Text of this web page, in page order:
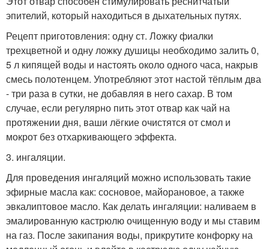
эпителий, который находиться в дыхательных путях.
Рецепт приготовления: одну ст. Ложку фиалки
трехцветной и одну ложку душицы необходимо залить 0,
5 л кипящей воды и настоять около одного часа, накрыв
смесь полотенцем. Употребляют этот настой тёплым два
- три раза в сутки, не добавляя в него сахар. В том
случае, если регулярно пить этот отвар как чай на
протяжении дня, ваши лёгкие очистятся от смол и
мокрот без отхаркивающего эффекта.
3. ингаляции.
Для проведения ингаляций можно использовать такие
эфирные масла как: сосновое, майорановое, а также
эвкалиптовое масло. Как делать ингаляции: наливаем в
эмалированную кастрюлю очищенную воду и мы ставим
на газ. После закипания воды, прикрутите конфорку на